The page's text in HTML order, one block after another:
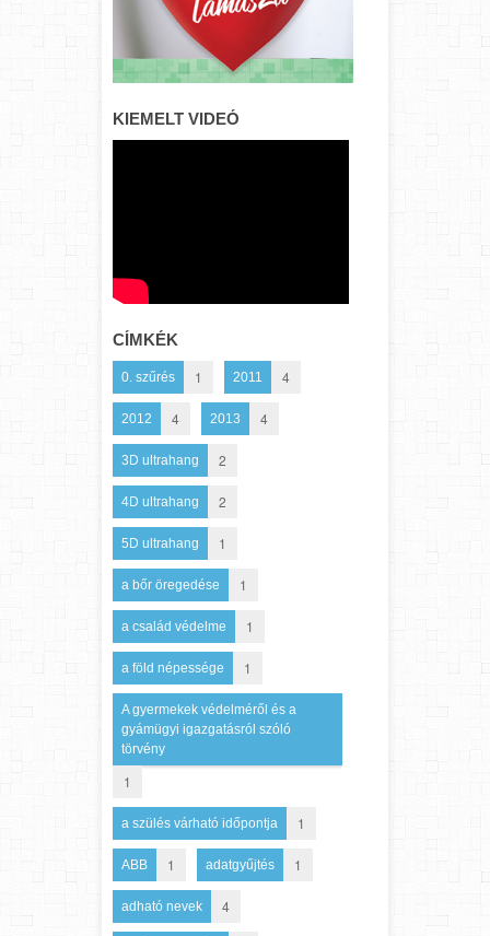
KIEMELT VIDEÓ
CÍMKÉK
0. szűrés 1 2011 4
2012 4 2013 4
3D ultrahang 2
4D ultrahang 2
5D ultrahang 1
a bőr öregedése 1
a család védelme 1
a föld népessége 1
A gyermekek védelméről és a
gyámügyi igazgatásról szóló
törvény
1
a szülés várható időpontja 1
ABB 1 adatgyűjtés 1
adható nevek 4